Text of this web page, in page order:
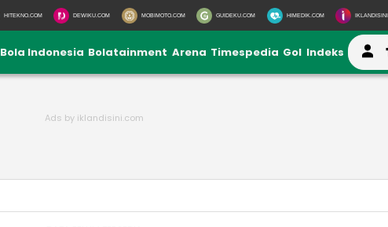
HITEKNO.COM DEWIKU.COM MOBIMOTO.COM GUIDEKU.COM HIMEDIK.COM
Bola Indonesia Bolatainment Arena Timespedia Gol Indeks